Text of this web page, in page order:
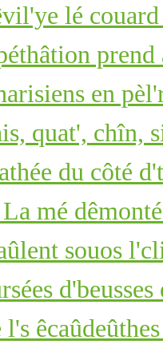
lé
prend
en
quat', chîn,
du côté
mé
souos